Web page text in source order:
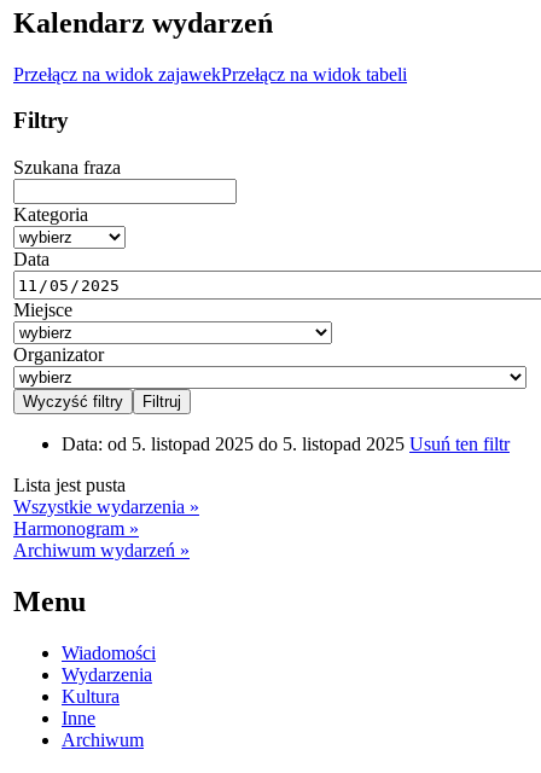
Kalendarz wydarzeń
Przełącz na widok zajawekPrzełącz na widok tabeli
Filtry
Szukana fraza
Kategoria
Data
Miejsce
Organizator
Data: od 5. listopad 2025 do 5. listopad 2025 Usuń ten filtr
Lista jest pusta
Wszystkie wydarzenia »
Harmonogram »
Archiwum wydarzeń »
Menu
Wiadomości
Wydarzenia
Kultura
Inne
Archiwum